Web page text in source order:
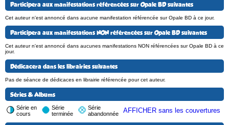
Participera aux manifestations référencées sur Opale BD suivantes
Cet auteur n'est annoncé dans aucune manifestation référencée sur Opale BD à ce jour.
Participera aux manifestations NON référencées sur Opale BD suivantes
Cet auteur n'est annoncé dans aucunes manifestations NON référencées sur Opale BD à ce
jour.
Dédicacera dans les librairies suivantes
Pas de séance de dédicaces en librairie référencée pour cet auteur.
Séries & Albums
Série en
cours
Série
terminée
Série
abandonnée
AFFICHER sans les couvertures